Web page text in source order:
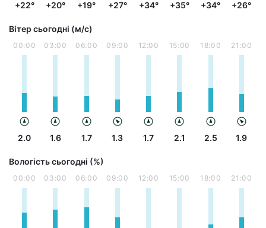
+22° +20° +19° +27° +34° +35° +34° +26°
Вітер сьогодні (м/с)
00:00
2.0
03:00
1.6
06:00
1.7
09:00
1.3
12:00
1.7
15:00
2.1
18:00
2.5
21:00
1.9
Вологість сьогодні (%)
00:00 03:00 06:00 09:00 12:00 15:00 18:00 21:00